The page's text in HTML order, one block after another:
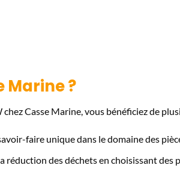
Marine ?
Casse Marine, vous bénéficiez de
faire unique dans le domaine des
des déchets en choisissant des